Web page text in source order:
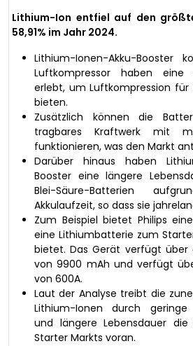
Lithium-Ion entfiel auf den
58,91% im Jahr 2024.
Lithium-Ionen-Akku-Booster
Luftkompressor haben eine
erlebt, um Luftkompression für
bieten.
Zusätzlich können die
tragbares Kraftwerk mit
funktionieren, was den Markt
Darüber hinaus haben
Booster eine längere
Blei-Säure-Batterien
Akkulaufzeit, so dass sie
Zum Beispiel bietet Philips
eine Lithiumbatterie zum
bietet. Das Gerät verfügt über
von 9900 mAh und verfügt
von 600A.
Laut der Analyse treibt die
Lithium-Ionen durch geringe
und längere Lebensdauer die
Starter Markts voran.